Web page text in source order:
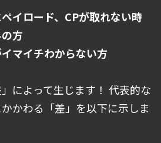
イロード、CPが取れない時
方
マイチわからない方
によって生じます！ 代表的な
かわる「差」を以下に示しま